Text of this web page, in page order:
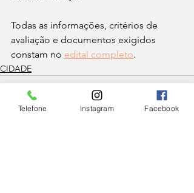
Todas as informações, critérios de
avaliação e documentos exigidos
constam no edital completo.
CIDADE
Telefone Instagram Facebook